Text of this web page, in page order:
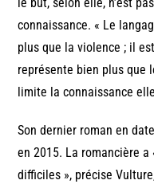
connaissance. « Le
plus que la violence ; il
représente bien plus que
limite la connaissance
Son dernier roman en
en 2015. La romancière
difficiles », précise